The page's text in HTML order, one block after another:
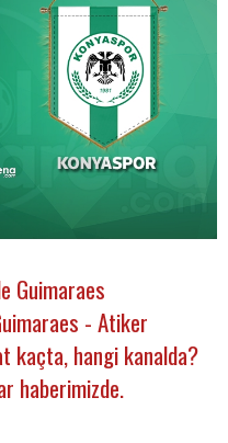
Guimaraes
- Atiker
kaçta, hangi kanalda?
haberimizde.